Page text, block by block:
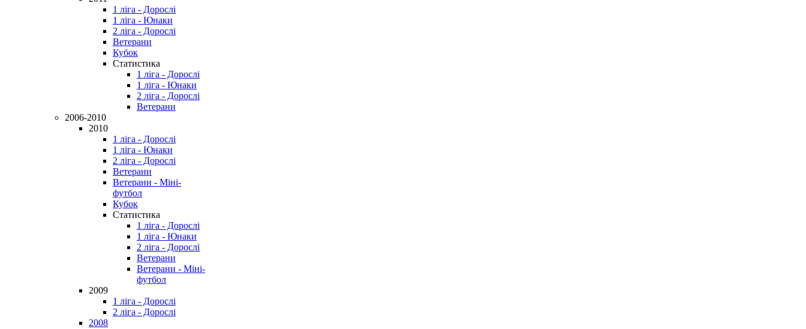
1 ліга - Дорослі
1 ліга - Юнаки
2 ліга - Дорослі
Ветерани
Кубок
Статистика
1 ліга - Дорослі
1 ліга - Юнаки
2 ліга - Дорослі
Ветерани
2006-2010
2010
1 ліга - Дорослі
1 ліга - Юнаки
2 ліга - Дорослі
Ветерани
Ветерани - Міні-
футбол
Кубок
Статистика
1 ліга - Дорослі
1 ліга - Юнаки
2 ліга - Дорослі
Ветерани
Ветерани - Міні-
футбол
2009
1 ліга - Дорослі
2 ліга - Дорослі
2008